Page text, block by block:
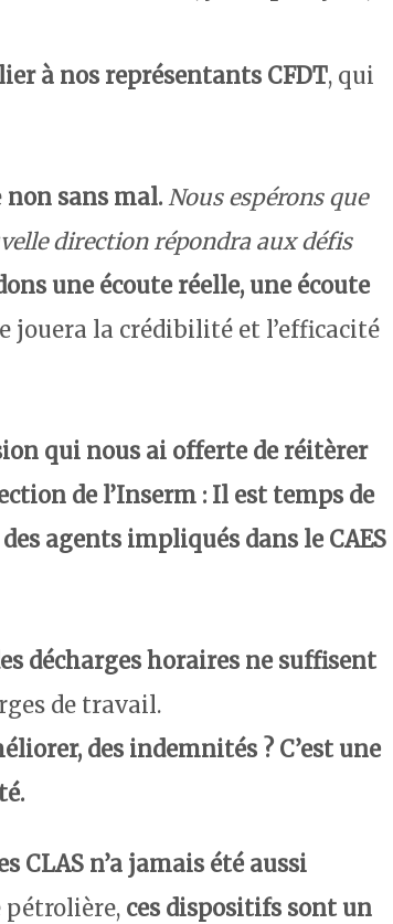
à nos représentants CFDT, qui
non sans mal. Nous espérons que
direction répondra aux défis
une écoute réelle, une écoute
jouera la crédibilité et l’efficacité
qui nous ai offerte de réitèrer
de l’Inserm : Il est temps de
agents impliqués dans le CAES
décharges horaires ne suffisent
de travail.
des indemnités ? C’est une
CLAS n’a jamais été aussi
pétrolière, ces dispositifs sont un